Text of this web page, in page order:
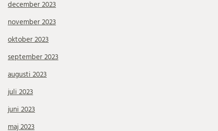
december 2023
november 2023
oktober 2023
september 2023
augusti 2023
juli 2023
juni 2023
maj 2023